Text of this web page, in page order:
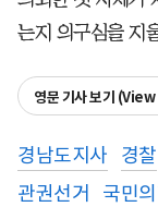
는지 의구심을 지
영문 기사 보기
경남도지사 경찰
관권선거
국민